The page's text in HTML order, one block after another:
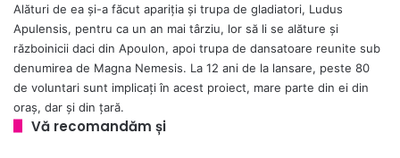
Alături de ea și-a făcut apariția și trupa de gladiatori, Ludus
Apulensis, pentru ca un an mai târziu, lor să li se alăture și
războinicii daci din Apoulon, apoi trupa de dansatoare reunite sub
denumirea de Magna Nemesis. La 12 ani de la lansare, peste 80
de voluntari sunt implicați în acest proiect, mare parte din ei din
oraș, dar și din țară.
Vă recomandăm și